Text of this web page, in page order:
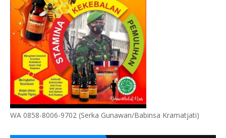
WA 0858-8006-9702 (Serka Gunawan/Babinsa Kramatjati)